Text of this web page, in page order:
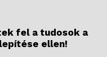
fel a tudosok a
ellen!